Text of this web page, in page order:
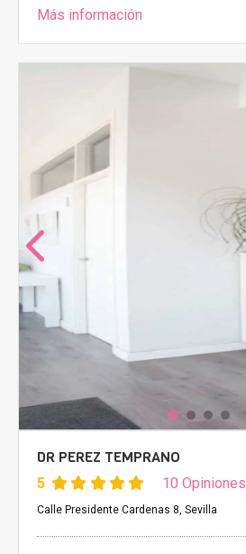
Más información
DR PEREZ TEMPRANO
5 10 Opiniones
Calle Presidente Cardenas 8, Sevilla